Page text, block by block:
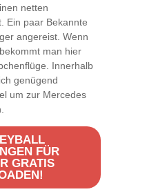
netten
Ein paar Bekannte
angereist. Wenn
man hier
Innerhalb
genügend
um zur Mercedes
FÜR
GRATIS